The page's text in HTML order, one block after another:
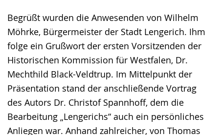
Begrüßt wurden die Anwesenden von Wilhelm
Möhrke, Bürgermeister der Stadt Lengerich. Ihm
folge ein Grußwort der ersten Vorsitzenden der
Historischen Kommission für Westfalen, Dr.
Mechthild Black-Veldtrup. Im Mittelpunkt der
Präsentation stand der anschließende Vortrag
des Autors Dr. Christof Spannhoff, dem die
Bearbeitung „Lengerichs“ auch ein persönliches
Anliegen war. Anhand zahlreicher, von Thomas